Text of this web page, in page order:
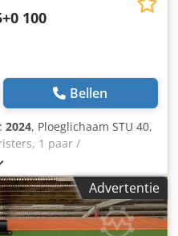
100
Bellen
2024, Ploeglichaam STU 40,
1 paar /
80 voor hydraulische
M2, 1 paar /
D 500 gekarteld
met. Csdpfot A
Advertentie